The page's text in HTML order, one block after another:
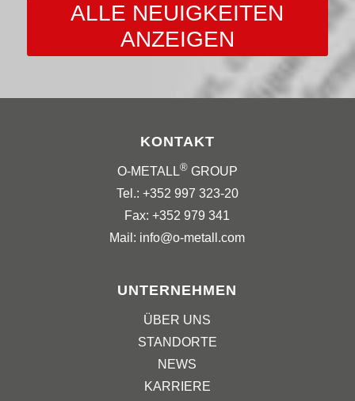
ALLE NEUIGKEITEN
ANZEIGEN
KONTAKT
O-METALL®GROUP
Tel.: +352 997 323-20
Fax: +352 979 341
Mail: info@o-metall.com
UNTERNEHMEN
ÜBER UNS
STANDORTE
NEWS
KARRIERE